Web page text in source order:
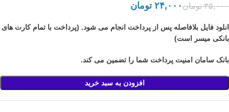
۳۵,۰۰۰ تومان۲۴,۰۰۰ تومان
انلود فایل بلافاصله پس از پرداخت انجام می شود. (پرداخت با تمام کارت های
بانکی میسر است)
بانک سامان امنیت پرداخت شما را تضمین می کند.
افزودن به سبد خرید